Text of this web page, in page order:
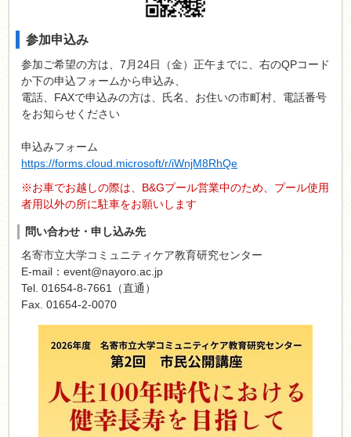
参加申込み
参加ご希望の方は、7月24日（金）正午までに、右のQPコード
か下の申込フォームから申込み、
電話、FAXで申込みの方は、氏名、お住いの市町村、電話番号
をお知らせください
申込みフォーム
https://forms.cloud.microsoft/r/iWnjM8RhQe
※お車でお越しの際は、B&Gプール営業中のため、プール使用
者用以外の所に駐車をお願いします
問い合わせ・申し込み先
名寄市立大学コミュニティケア教育研究センター
E-mail：event@nayoro.ac.jp
Tel. 01654-8-7661（直通）
Fax. 01654-2-0070